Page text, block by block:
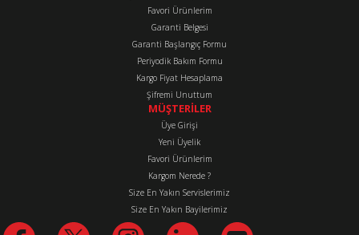
Favori Ürünlerim
Garanti Belgesi
Garanti Başlangıç Formu
Periyodik Bakım Formu
Kargo Fiyat Hesaplama
Şifremi Unuttum
MÜŞTERİLER
Üye Girişi
Yeni Üyelik
Favori Ürünlerim
Kargom Nerede ?
Size En Yakın Servislerimiz
Size En Yakın Bayilerimiz